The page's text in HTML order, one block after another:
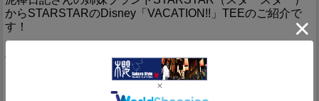
からSTARSTARのDisney「VACATION!!」TEEのご紹介で
す！
みんなの人気者みっきーが登場！！
ミッキーが南国でバケーション中。夏にぴったりのかわいい